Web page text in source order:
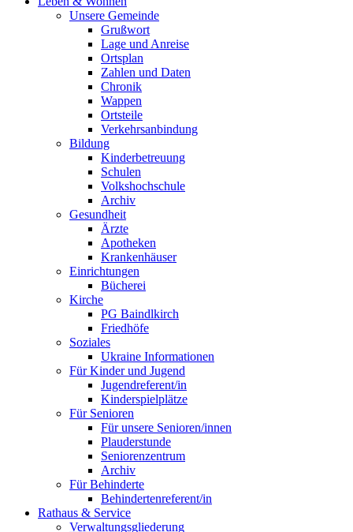
Unsere Gemeinde
Grußwort
Lage und Anreise
Ortsplan
Zahlen und Daten
Chronik
Wappen
Ortsteile
Verkehrsanbindung
Bildung
Kinderbetreuung
Schulen
Volkshochschule
Archiv
Gesundheit
Ärzte
Apotheken
Krankenhäuser
Einrichtungen
Bücherei
Kirche
PG Baindlkirch
Friedhöfe
Soziales
Ukraine Informationen
Für Kinder und Jugend
Jugendreferent/in
Kinderspielplätze
Für Senioren
Für unsere Senioren/innen
Plauderstunde
Seniorenzentrum
Archiv
Für Behinderte
Behindertenreferent/in
Rathaus & Service
Verwaltungsgliederung